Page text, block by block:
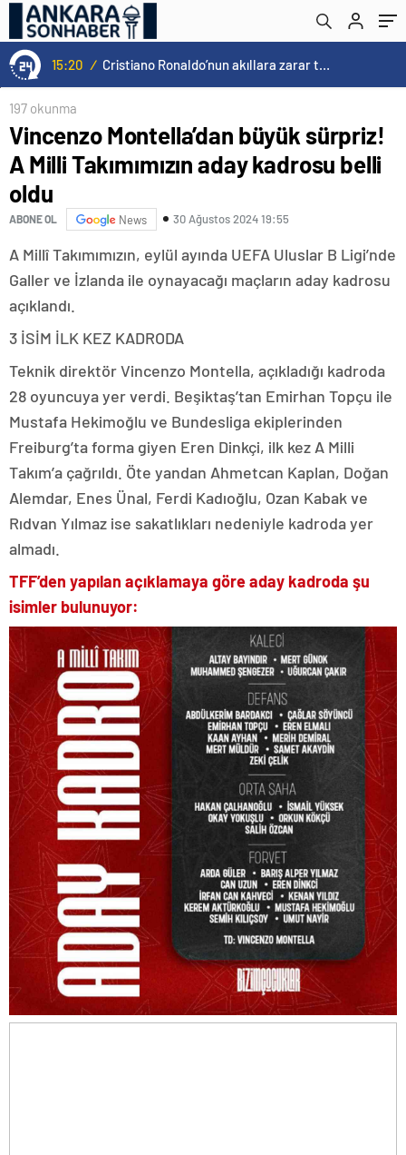
15:20 / Cristiano Ronaldo’nun akıllara zarar tüm kariyerinin istatistiğini çıkardık !
197 okunma
Vincenzo Montella’dan büyük sürpriz!
A Milli Takımımızın aday kadrosu belli
oldu
ABONE OL News 30 Ağustos 2024 19:55
A Millî Takımımızın, eylül ayında UEFA Uluslar B Ligi’nde
Galler ve İzlanda ile oynayacağı maçların aday kadrosu
açıklandı.
3 İSİM İLK KEZ KADRODA
Teknik direktör Vincenzo Montella, açıkladığı kadroda
28 oyuncuya yer verdi. Beşiktaş’tan Emirhan Topçu ile
Mustafa Hekimoğlu ve Bundesliga ekiplerinden
Freiburg’ta forma giyen Eren Dinkçi, ilk kez A Milli
Takım’a çağrıldı. Öte yandan Ahmetcan Kaplan, Doğan
Alemdar, Enes Ünal, Ferdi Kadıoğlu, Ozan Kabak ve
Rıdvan Yılmaz ise sakatlıkları nedeniyle kadroda yer
almadı.
TFF’den yapılan açıklamaya göre aday kadroda şu
isimler bulunuyor: